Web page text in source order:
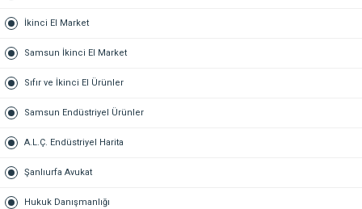
İkinci El Market
Samsun İkinci El Market
Sıfır ve İkinci El Ürünler
Samsun Endüstriyel Ürünler
A.L.Ç. Endüstriyel Harita
Şanlıurfa Avukat
Hukuk Danışmanlığı